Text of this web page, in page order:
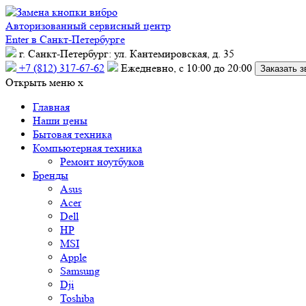
Авторизованный сервисный центр
Enter в Санкт-Петербурге
г. Санкт-Петербург: ул. Кантемировская, д. 35
+7 (812) 317-67-62
Ежедневно, с 10:00 до 20:00 Заказать
Открыть меню x
Главная
Наши цены
Бытовая техника
Компьютерная техника
Ремонт ноутбуков
Бренды
Asus
Acer
Dell
HP
MSI
Apple
Samsung
Dji
Toshiba